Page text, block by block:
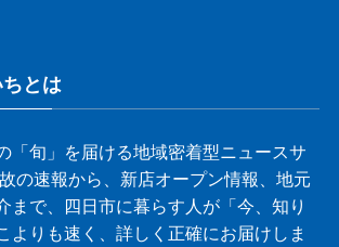
とは
「旬」を届ける地域密着型ニュースサ
の速報から、新店オープン情報、地元
まで、四日市に暮らす人が「今、知り
よりも速く、詳しく正確にお届けしま